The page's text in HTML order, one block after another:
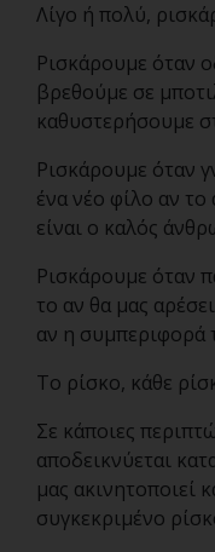
Λίγο ή πολύ,
Ρισκάρουμε όταν
βρεθούμε σε
καθυστερήσουμε
Ρισκάρουμε όταν
ένα νέο φίλο αν το
είναι ο καλός
Ρισκάρουμε όταν
το αν θα μας
αν η συμπεριφορά
Το ρίσκο, κάθε
Σε κάποιες
αποδεικνύεται
μας ακινητοποιεί
συγκεκριμένο